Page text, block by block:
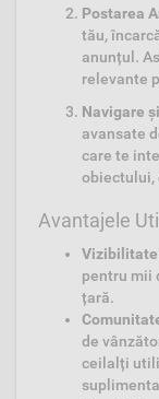
Postarea
tău,
anunțul.
relevante
Navigare
avansate
care te
obiectului,
Avantajele
Vizibilitate
pentru mii
țară.
de
ceilalți